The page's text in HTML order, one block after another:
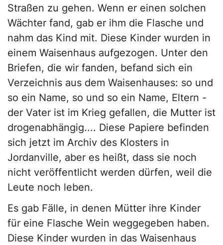
Straßen zu gehen. Wenn er einen solchen
Wächter fand, gab er ihm die Flasche und
nahm das Kind mit. Diese Kinder wurden in
einem Waisenhaus aufgezogen. Unter den
Briefen, die wir fanden, befand sich ein
Verzeichnis aus dem Waisenhauses: so und
so ein Name, so und so ein Name, Eltern -
der Vater ist im Krieg gefallen, die Mutter ist
drogenabhängig.... Diese Papiere befinden
sich jetzt im Archiv des Klosters in
Jordanville, aber es heißt, dass sie noch
nicht veröffentlicht werden dürfen, weil die
Leute noch leben.
Es gab Fälle, in denen Mütter ihre Kinder
für eine Flasche Wein weggegeben haben.
Diese Kinder wurden in das Waisenhaus